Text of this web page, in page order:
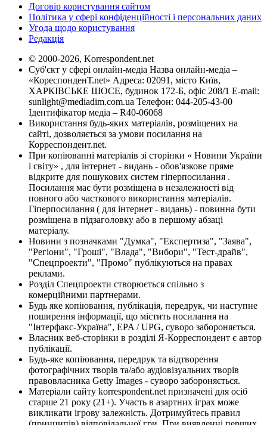
Договір користування сайтом
Політика у сфері конфіденційності і персональних даних
Угода щодо користування
Редакція
© 2000-2026, Korrespondent.net
Суб'єкт у сфері онлайн-медіа Назва онлайн-медіа –
«КореспонденТ.net» Адреса: 02091, місто Київ,
ХАРКІВСЬКЕ ШОСЕ, будинок 172-Б, офіс 208/1 E-mail:
sunlight@mediadim.com.ua Телефон: 044-205-43-00
Ідентифікатор медіа – R40-06068
Використання будь-яких матеріалів, розміщених на
сайті, дозволяється за умови посилання на
Корреспондент.net.
При копіюванні матеріалів зі сторінки « Новини України
і світу» , для інтернет - видань - обов'язкове пряме
відкрите для пошукових систем гіперпосилання .
Посилання має бути розміщена в незалежності від
повного або часткового використання матеріалів.
Гіперпосилання ( для інтернет - видань) - повинна бути
розміщена в підзаголовку або в першому абзаці
матеріалу.
Новини з позначками "Думка", "Експертиза", "Заява",
"Регіони", "Гроші", "Влада", "Вибори", "Тест-драйв",
"Спецпроекти", "Промо" публікуються на правах
реклами.
Розділ Спецпроекти створюється спільно з
комерційними партнерами.
Будь яке копіювання, публікація, передрук, чи наступне
поширення інформації, що містить посилання на
"Інтерфакс-Україна", EPA / UPG, суворо забороняється.
Власник веб-сторінки в розділі Я-Корреспондент є автор
публікації.
Будь-яке копіювання, передрук та відтворення
фотографічних творів та/або аудіовізуальних творів
правовласника Getty Images - суворо забороняється.
Матеріали сайту korrespondent.net призначені для осіб
старше 21 року (21+). Участь в азартних іграх може
викликати ігрову залежність. Дотримуйтесь правил